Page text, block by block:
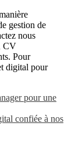
gestion de
nous
CV
Pour
digital pour
pour une
confiée à nos